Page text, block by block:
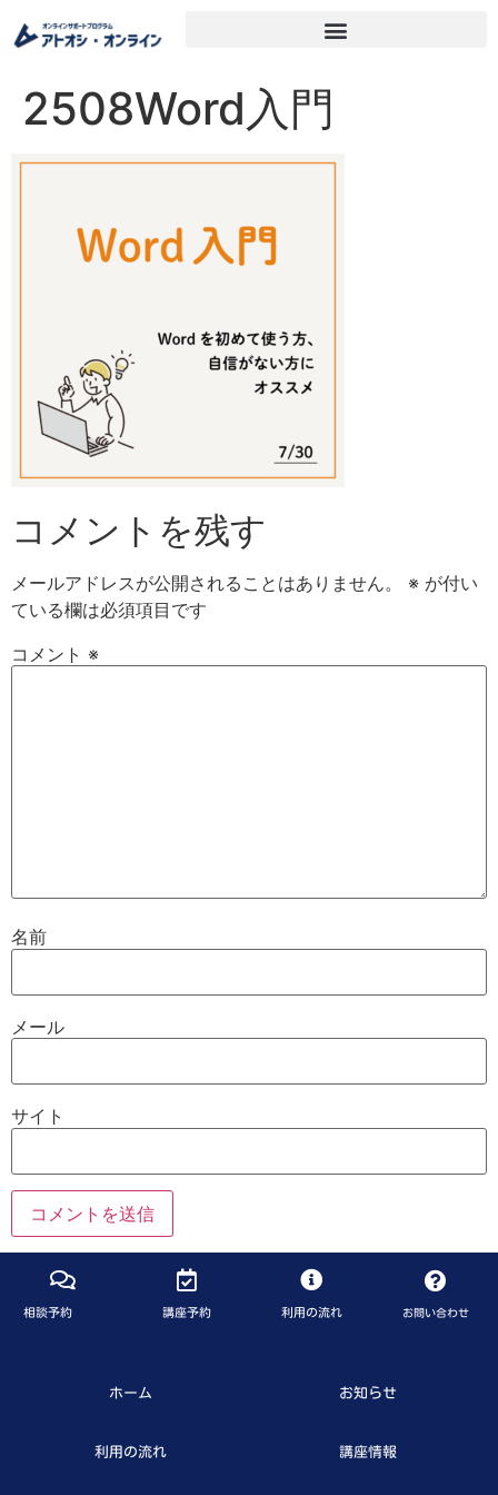
2508Word入門
コメントを残す
メールアドレスが公開されることはありません。 ※ が付い
ている欄は必須項目です
コメント ※
名前
メール
サイト
相談予約 講座予約 利用の流れ お問い合わせ
ホーム お知らせ
利用の流れ 講座情報